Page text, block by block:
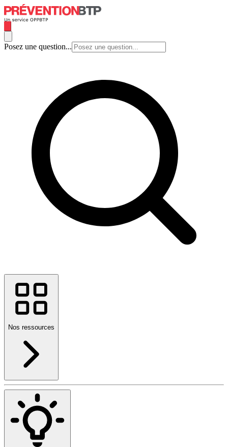
Posez une question...
Nos ressources